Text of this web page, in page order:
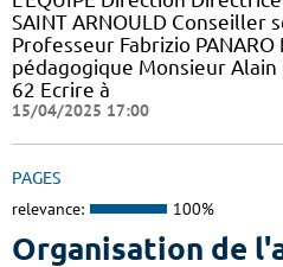
SAINT ARNOULD Conseiller
Professeur Fabrizio PANARO
pédagogique Monsieur Alain
62 Ecrire à
15/04/2025 17:00
PAGES
relevance: 100%
Organisation de